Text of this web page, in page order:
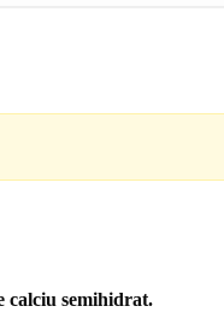
calciu semihidrat.